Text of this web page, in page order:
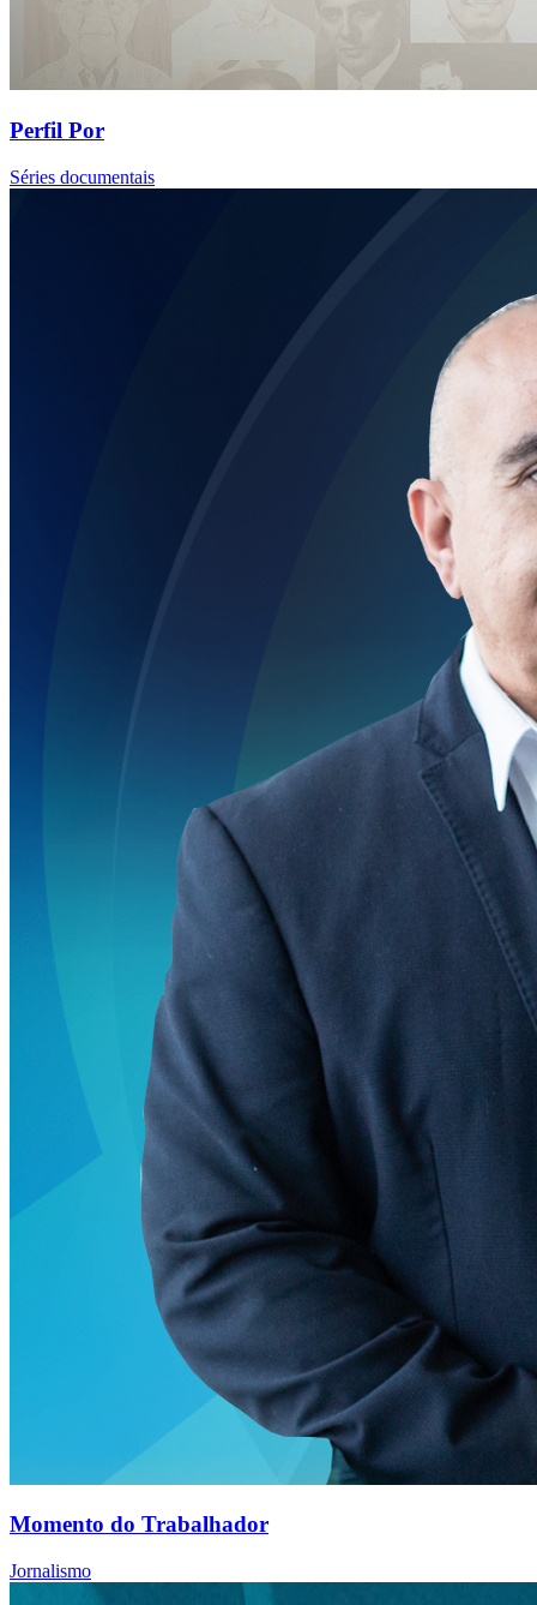
Perfil Por
Séries documentais
Momento do Trabalhador
Jornalismo